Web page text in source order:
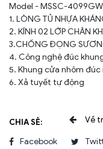
Model - MSSC-
1. LÒNG TỦ NHỰA
2. KÍNH 02 LỚP CHÂN
3.CHỐNG ĐỌNG
4. Công nghệ đúc
5. Khung cửa nhôm đúc
6. Xả tuyết tự động
CHIA SẺ:
Facebook